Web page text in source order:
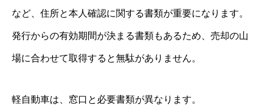
など、住所と本人確認に関する書類が重要になります。
発行からの有効期間が決まる書類もあるため、売却の山
場に合わせて取得すると無駄がありません。
軽自動車は、窓口と必要書類が異なります。